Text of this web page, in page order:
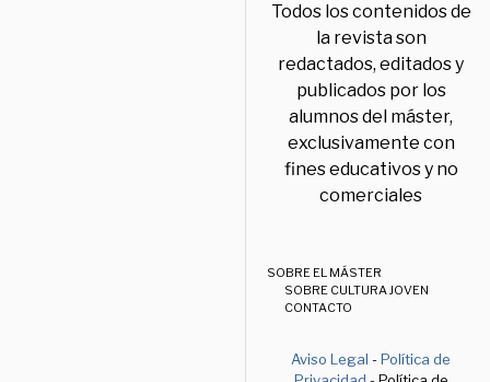
Todos los contenidos de
la revista son
redactados, editados y
publicados por los
alumnos del máster,
exclusivamente con
fines educativos y no
comerciales
SOBRE EL MÁSTER
SOBRE CULTURA JOVEN
CONTACTO
Aviso Legal -Política de